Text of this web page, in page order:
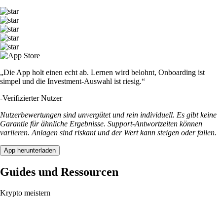
„Die App holt einen echt ab. Lernen wird belohnt, Onboarding ist
simpel und die Investment-Auswahl ist riesig.“
-Verifizierter Nutzer
Nutzerbewertungen sind unvergütet und rein individuell. Es gibt keine
Garantie für ähnliche Ergebnisse. Support-Antwortzeiten können
variieren. Anlagen sind riskant und der Wert kann steigen oder fallen.
App herunterladen
Guides und Ressourcen
Krypto meistern